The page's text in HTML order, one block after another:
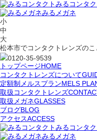
みるコンタク
みるメガネ
小
中
大
松本市でコンタクトレンズの
0120-35-9539
トップページHOME
コンタクトレンズについて
定額制メルスプランMELS
取扱コンタクトレンズ
取扱メガネGLASSES
ブログBLOG
アクセスACCESS
みるコンタク
みるメガネ